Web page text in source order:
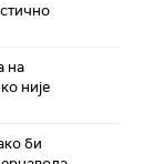
на
није
би